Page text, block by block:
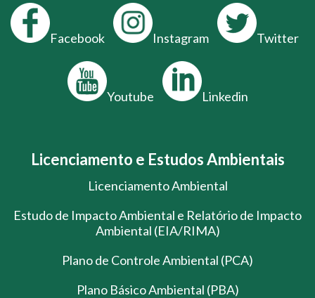
Facebook Instagram Twitter
Youtube Linkedin
Licenciamento e Estudos Ambientais
Licenciamento Ambiental
Estudo de Impacto Ambiental e Relatório de Impacto
Ambiental (EIA/RIMA)
Plano de Controle Ambiental (PCA)
Plano Básico Ambiental (PBA)